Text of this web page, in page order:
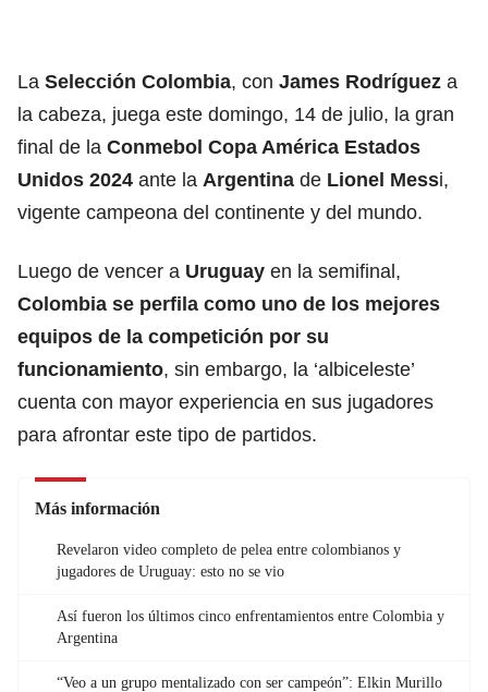
La Selección Colombia, con James Rodríguez a
la cabeza, juega este domingo, 14 de julio, la gran
final de la Conmebol Copa América Estados
Unidos 2024 ante la Argentina de Lionel Messi,
vigente campeona del continente y del mundo.
Luego de vencer a Uruguay en la semifinal,
Colombia se perfila como uno de los mejores
equipos de la competición por su
funcionamiento, sin embargo, la ‘albiceleste’
cuenta con mayor experiencia en sus jugadores
para afrontar este tipo de partidos.
Más información
Revelaron video completo de pelea entre colombianos y
jugadores de Uruguay: esto no se vio
Así fueron los últimos cinco enfrentamientos entre Colombia y
Argentina
“Veo a un grupo mentalizado con ser campeón”: Elkin Murillo